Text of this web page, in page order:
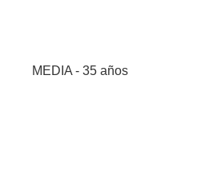
MEDIA - 35 años